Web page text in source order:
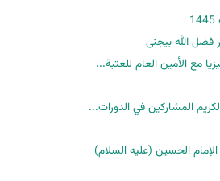
مع الأمين العام للعتبة...
المشاركين في الدورات...
الحسين (عليه السلام)